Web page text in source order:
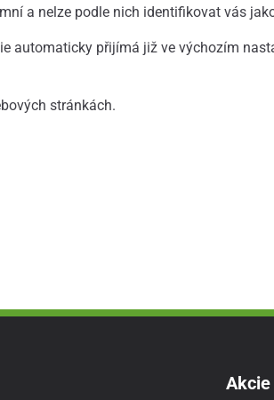
a nelze podle nich identifikovat vás
automaticky přijímá již ve výchozím
stránkách.